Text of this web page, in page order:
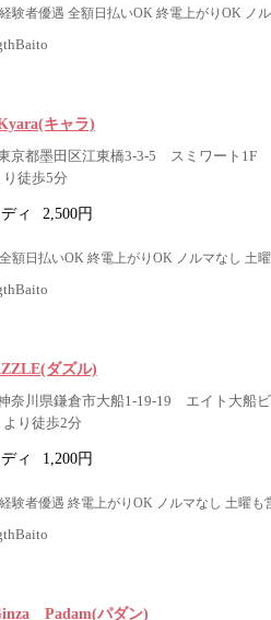
験者優遇 全額日払いOK 終電上がりOK ノ
キャラ)
京都墨田区江東橋3-3-5 スミワート1F
徒歩5分
ィ 2,500円
額日払いOK 終電上がりOK ノルマなし 土
ダズル)
奈川県鎌倉市大船1-19-19 エイト大船
り徒歩2分
ィ 1,200円
験者優遇 終電上がりOK ノルマなし 土曜
Padam(パダン)